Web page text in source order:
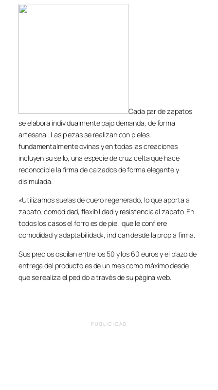
Cada par de zapatos
se elabora individualmente bajo demanda, de forma
artesanal. Las piezas se realizan con pieles,
fundamentalmente ovinas y en todas las creaciones
incluyen su sello, una especie de cruz celta que hace
reconocible la firma de calzados de forma elegante y
disimulada.
«Utilizamos suelas de cuero regenerado, lo que aporta al
zapato, comodidad, flexibilidad y resistencia al zapato. En
todos los casos el forro es de piel, que le confiere
comodidad y adaptabilidad», indican desde la propia firma.
Sus precios oscilan entre los 50 y los 60 euros y el plazo de
entrega del producto es de un mes como máximo desde
que se realiza el pedido a través de su página web.
PUBLICIDAD